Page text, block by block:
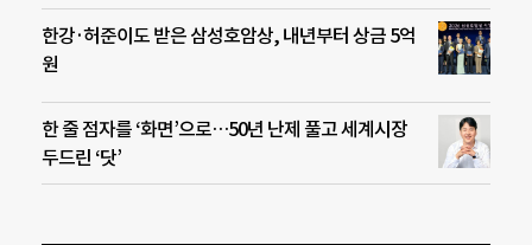
한강·허준이도 받은 삼성호암상, 내년부터 상금 5억
원
한 줄 점자를 ‘화면’으로…50년 난제 풀고 세계시장
두드린 ‘닷’